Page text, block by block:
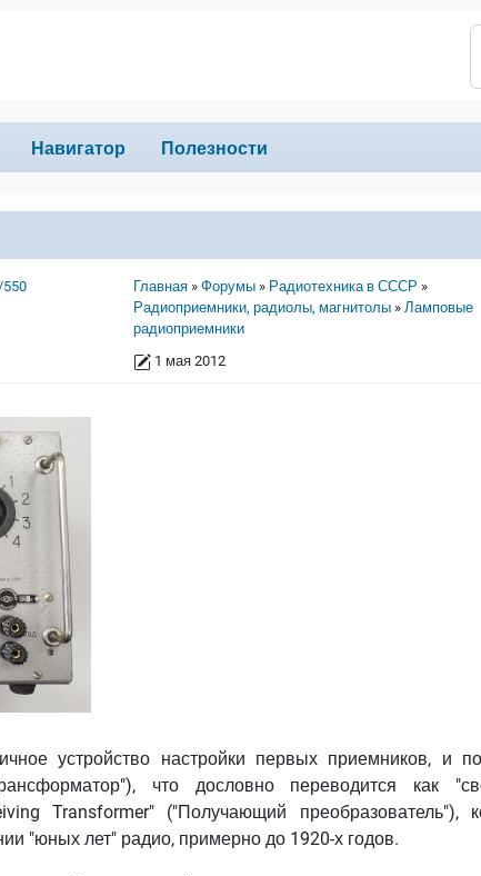
Навигатор Полезности
Строка навигации
Главная Форумы
Радиотехника в СССР
Радиоприемники, радиолы, магнитолы
Ламповые
радиоприемники
1 мая 2012
устройство настройки первых приемников, и
что дословно переводится как
Transformer" ("Получающий преобразователь"),
"юных лет" радио, примерно до 1920-х годов.